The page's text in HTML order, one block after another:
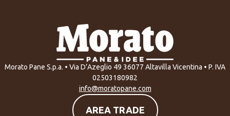
Morato Pane S.p.a. • Via D’Azeglio 49 36077 Altavilla Vicentina • P. IVA
02503180982
info@moratopane.com
AREA TRADE